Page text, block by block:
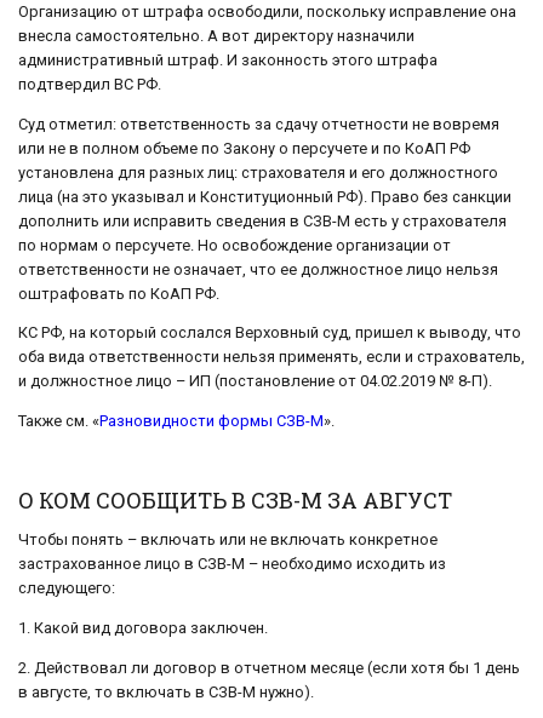
Организацию от штрафа освободили, поскольку исправление она
внесла самостоятельно. А вот директору назначили
административный штраф. И законность этого штрафа
подтвердил ВС РФ.
Суд отметил: ответственность за сдачу отчетности не вовремя
или не в полном объеме по Закону о персучете и по КоАП РФ
установлена для разных лиц: страхователя и его должностного
лица (на это указывал и Конституционный РФ). Право без санкции
дополнить или исправить сведения в СЗВ-М есть у страхователя
по нормам о персучете. Но освобождение организации от
ответственности не означает, что ее должностное лицо нельзя
оштрафовать по КоАП РФ.
КС РФ, на который сослался Верховный суд, пришел к выводу, что
оба вида ответственности нельзя применять, если и страхователь,
и должностное лицо – ИП (постановление от 04.02.2019 № 8-П).
Также см. «Разновидности формы СЗВ-М».
О КОМ СООБЩИТЬ В СЗВ-М ЗА АВГУСТ
Чтобы понять – включать или не включать конкретное
застрахованное лицо в СЗВ-М – необходимо исходить из
следующего:
1. Какой вид договора заключен.
2. Действовал ли договор в отчетном месяце (если хотя бы 1 день
в августе, то включать в СЗВ-М нужно).